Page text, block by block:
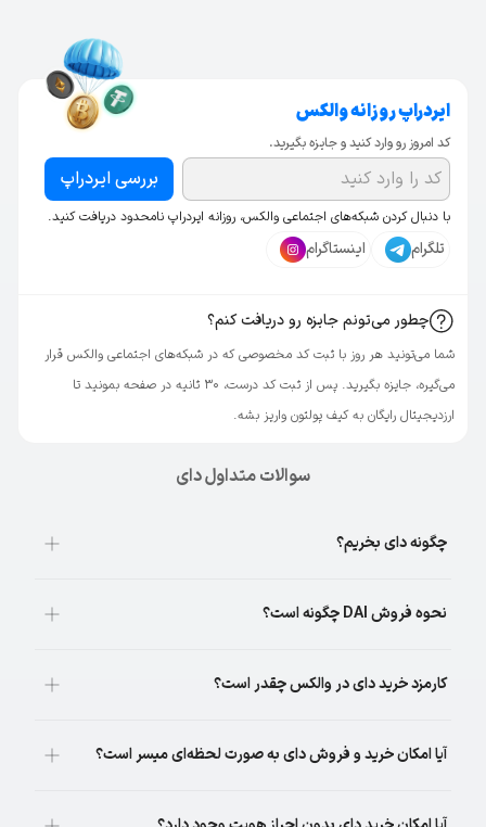
ایردراپ روزانه والکس
کد امروز رو وارد کنید و جایزه بگیرید.
بررسی ایردراپ
با دنبال کردن شبکه‌های اجتماعی والکس، روزانه ایردراپ نامحدود دریافت کنید.
تلگرام اینستاگرام
چطور می‌تونم جایزه رو دریافت کنم؟
شما می‌تونید هر روز با ثبت کد مخصوصی که در شبکه‌های اجتماعی والکس قرار
می‌گیره، جایزه بگیرید. پس از ثبت کد درست، ۳۰ ثانیه در صفحه بمونید تا
ارزدیجیتال رایگان به کیف پولتون واریز بشه.
سوالات متداول دای
چگونه دای بخریم؟
نحوه فروش DAI چگونه است؟
کارمزد خرید دای در والکس چقدر است؟
آیا امکان خرید و فروش دای به صورت لحظه‌ای میسر است؟